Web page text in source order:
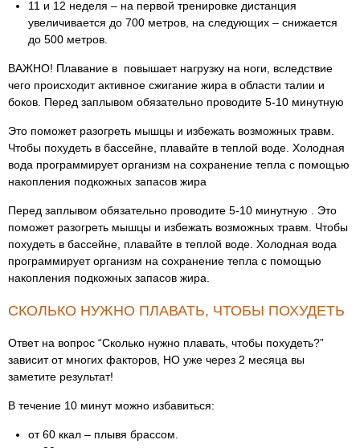
11 и 12 неделя – на первой тренировке дистанция
увеличивается до 700 метров, на следующих – снижается
до 500 метров.
ВАЖНО! Плавание в повышает нагрузку на ноги, вследствие
чего происходит активное сжигание жира в области талии и
боков. Перед заплывом обязательно проводите 5-10 минутную
Это поможет разогреть мышцы и избежать возможных травм.
Чтобы похудеть в бассейне, плавайте в теплой воде. Холодная
вода программирует организм на сохранение тепла с помощью
накопления подкожных запасов жира
Перед заплывом обязательно проводите 5-10 минутную . Это
поможет разогреть мышцы и избежать возможных травм. Чтобы
похудеть в бассейне, плавайте в теплой воде. Холодная вода
программирует организм на сохранение тепла с помощью
накопления подкожных запасов жира.
СКОЛЬКО НУЖНО ПЛАВАТЬ, ЧТОБЫ ПОХУДЕТЬ
Ответ на вопрос “Сколько нужно плавать, чтобы похудеть?”
зависит от многих факторов, НО уже через 2 месяца вы
заметите результат!
В течение 10 минут можно избавиться:
от 60 ккал – плывя брассом.